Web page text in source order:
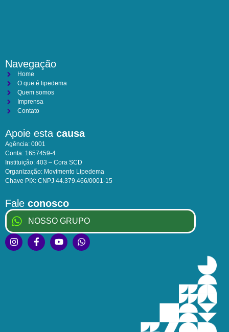
Navegação
Home
O que é lipedema
Quem somos
Imprensa
Contato
Apoie esta causa
Agência: 0001
Conta: 1657459-4
Instituição: 403 – Cora SCD
Organização: Movimento Lipedema
Chave PIX: CNPJ 44.379.466/0001-15
Fale conosco
NOSSO GRUPO